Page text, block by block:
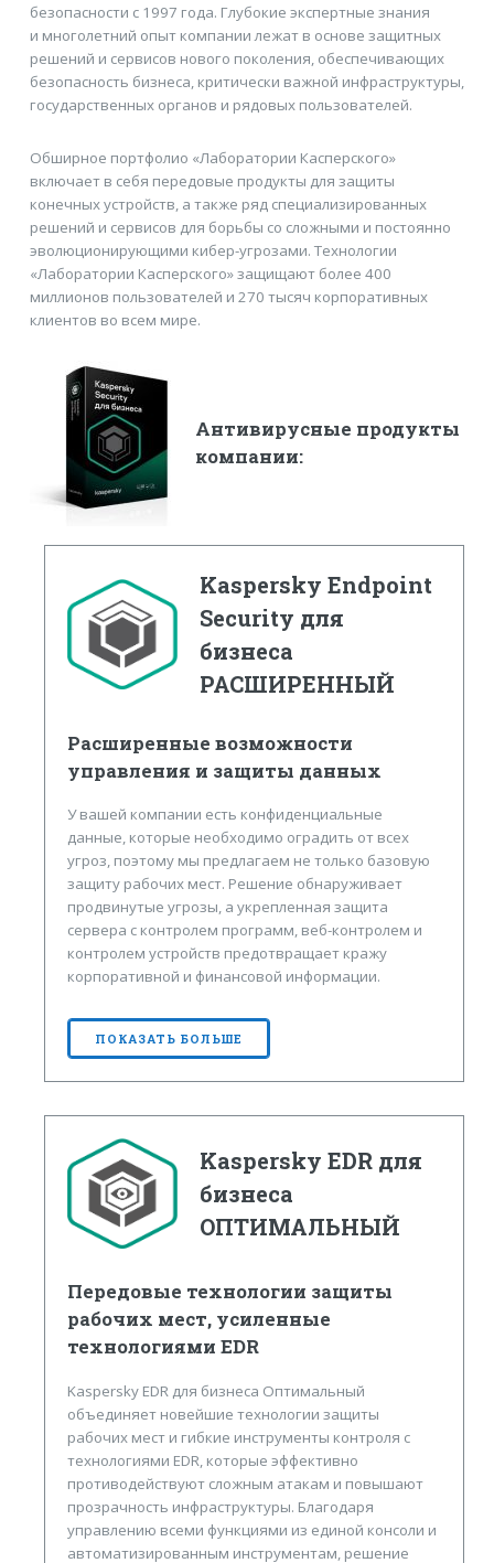
безопасности с 1997 года. Глубокие экспертные знания
и многолетний опыт компании лежат в основе защитных
решений и сервисов нового поколения, обеспечивающих
безопасность бизнеса, критически важной инфраструктуры,
государственных органов и рядовых пользователей.
Обширное портфолио «Лаборатории Касперского»
включает в себя передовые продукты для защиты
конечных устройств, а также ряд специализированных
решений и сервисов для борьбы со сложными и постоянно
эволюционирующими кибер-угрозами. Технологии
«Лаборатории Касперского» защищают более 400
миллионов пользователей и 270 тысяч корпоративных
клиентов во всем мире.
Антивирусные продукты
компании:
Kaspersky Endpoint
Security для
бизнеса
РАСШИРЕННЫЙ
Расширенные возможности
управления и защиты данных
У вашей компании есть конфиденциальные
данные, которые необходимо оградить от всех
угроз, поэтому мы предлагаем не только базовую
защиту рабочих мест. Решение обнаруживает
продвинутые угрозы, а укрепленная защита
сервера с контролем программ, веб-контролем и
контролем устройств предотвращает кражу
корпоративной и финансовой информации.
ПОКАЗАТЬ БОЛЬШЕ
Kaspersky EDR для
бизнеса
ОПТИМАЛЬНЫЙ
Передовые технологии защиты
рабочих мест, усиленные
технологиями EDR
Kaspersky EDR для бизнеса Оптимальный
объединяет новейшие технологии защиты
рабочих мест и гибкие инструменты контроля с
технологиями EDR, которые эффективно
противодействуют сложным атакам и повышают
прозрачность инфраструктуры. Благодаря
управлению всеми функциями из единой консоли и
автоматизированным инструментам, решение